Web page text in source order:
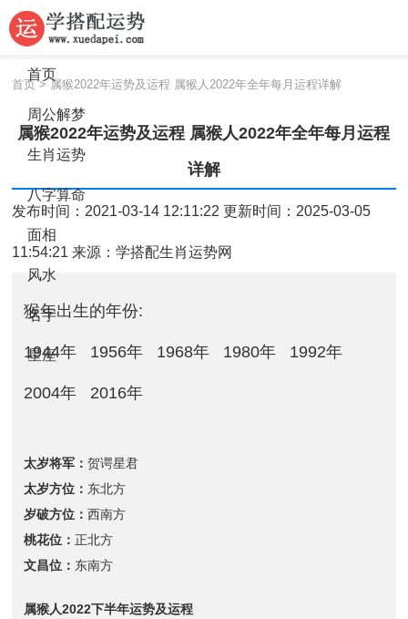
首页
周公解梦
生肖运势
八字算命
面相
风水
名字
星座
首页> 属猴2022年运势及运程 属猴人2022年全年每月运程详解
属猴2022年运势及运程 属猴人2022年全年每月运程
详解
发布时间：2021-03-14 12:11:22 更新时间：2025-03-05
11:54:21 来源：学搭配生肖运势网
猴年出生的年份:
1944年 1956年 1968年 1980年 1992年
2004年 2016年
太岁将军：贺谔星君
太岁方位： 东北方
岁破方位：西南方
桃花位：正北方
文昌位： 东南方
属猴人2022下半年运势及运程